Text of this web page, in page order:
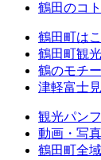
鶴田のコ
鶴田町は
鶴田町観
鶴のモチ
津軽富士
観光パン
動画・写
鶴田町全